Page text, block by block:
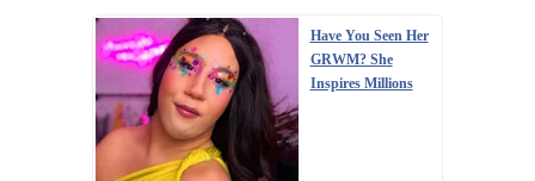
Have You Seen Her
GRWM? She
Inspires Millions